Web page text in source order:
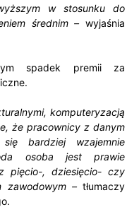
w stosunku do
średnim – wyjaśnia
spadek premii za
komputeryzacją
że pracownicy z danym
się bardziej wzajemnie
osoba jest prawie
pięcio-, dziesięcio- czy
zawodowym –tłumaczy